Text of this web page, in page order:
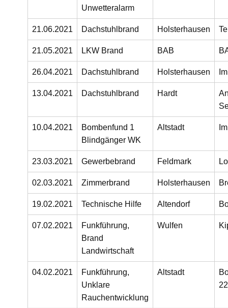
Unwetteralarm
21.06.2021 Dachstuhlbrand Holsterhausen
21.05.2021 LKW Brand BAB
26.04.2021 Dachstuhlbrand Holsterhausen
13.04.2021 Dachstuhlbrand Hardt
10.04.2021
Bombenfund 1
Blindgänger WK
Altstadt
23.03.2021 Gewerbebrand Feldmark
02.03.2021 Zimmerbrand Holsterhausen
19.02.2021 Technische Hilfe Altendorf
07.02.2021
Funkführung,
Brand
Landwirtschaft
Wulfen
04.02.2021
Funkführung,
Unklare
Rauchentwicklung
Altstadt
22